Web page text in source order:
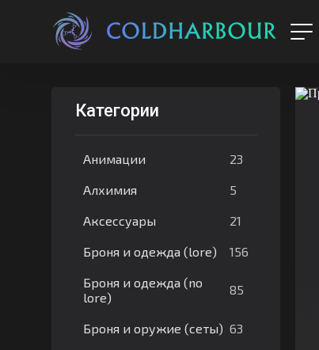
Категории
Анимации 23
Алхимия 5
Аксессуары 21
Броня и одежда (lore) 156
Броня и одежда (no
lore)
85
Броня и оружие (сеты) 63